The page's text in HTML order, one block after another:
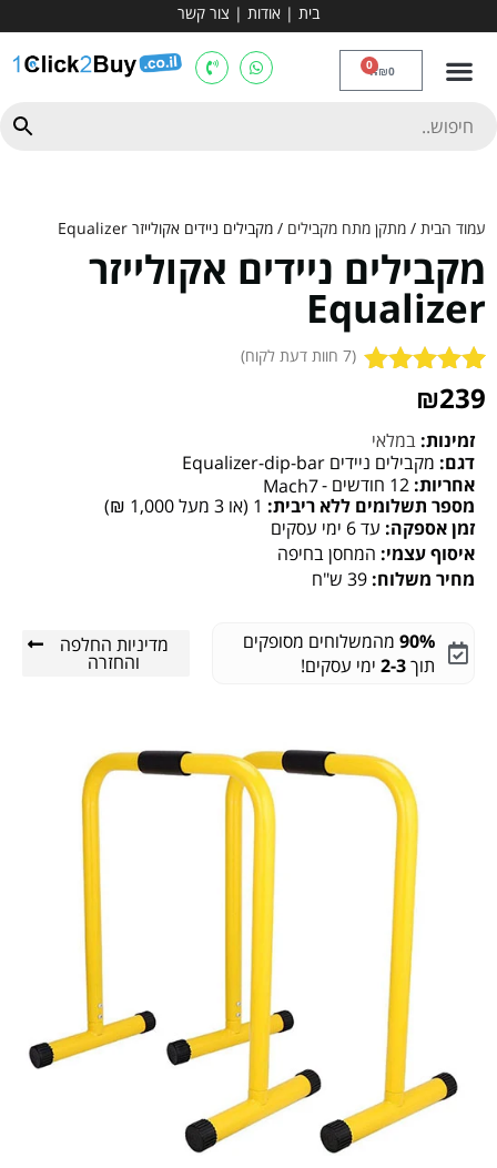
בית | אודות | צור קשר
₪0
0
עמוד הבית / מתקן מתח מקבילים / מקבילים ניידים אקולייזר Equalizer
מקבילים ניידים אקולייזר
Equalizer
מדורגים
מתוך 5
מבוסס על
7
דירוגים של
לקוחות
(
7 חוות דעת לקוח)
₪239
זמינות: במלאי
דגם: מקבילים ניידים Equalizer-dip-bar
אחריות: 12 חודשים -
Mach7
מספר תשלומים ללא ריבית: 1 (או 3 מעל 1,000 ₪)
זמן אספקה: עד 6 ימי עסקים
איסוף עצמי: המחסן בחיפה
מחיר משלוח: 39 ש"ח
90% מהמשלוחים מסופקים
תוך2-3 ימי עסקים!
מדיניות החלפה
והחזרה